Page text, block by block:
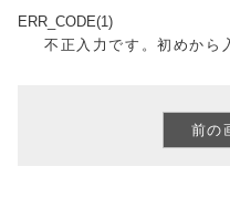
ERR_CODE(1)
不正入力です。初めから